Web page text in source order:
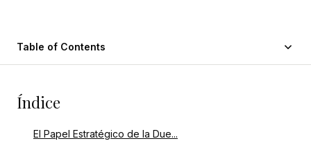
Table of Contents
Índice
El Papel Estratégico de la Due...